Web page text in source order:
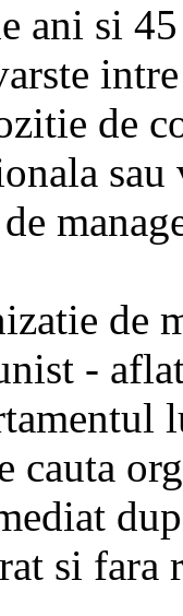
ani si
de
de
-
cauta
si